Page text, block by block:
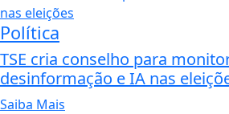
Política
TSE cria conselho para
desinformação e IA nas
Saiba Mais